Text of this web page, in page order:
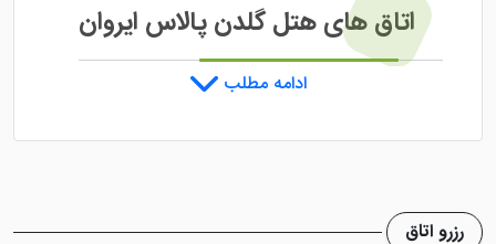
اتاق های هتل گلدن پالاس ایروان
هتل گلدن پالاس ایروان
، دارای اتاق هایی با طراحی جذاب
جلب خواهند کرد. اتاق ها به همراه صبحانه قاره ای و یا
ادامه مطلب
رزرو اتاق